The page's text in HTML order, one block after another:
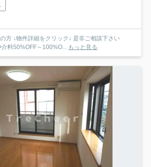
方 ↓物件詳細をクリック↓ 是非ご相談下さい
50%OFF～100%O... もっと見る